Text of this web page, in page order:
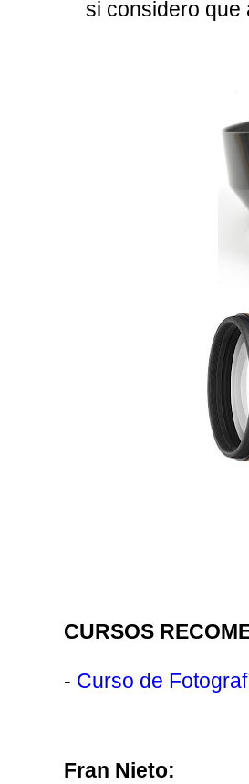
si considero que
CURSOS
- Curso de
Fran Nieto: